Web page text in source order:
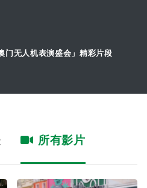
门无人机表演盛会」精彩片段
所有影片